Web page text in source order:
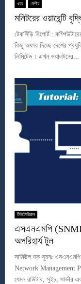
খবর দেশীয়
মনিটরের ওয়ারেন্টি
টেকসিঁড়ি রিপোর্ট :
কিছু অফার দিচ্ছে দেশের
লিমিটেড। এখন ওয়ালটনের...
টিউটোরিয়াল
এসএনএমপি
অপরিহার্য টুল
সামিউল হক সুমনঃ এসএনএমপি
Network Management
যেমন রাউটার, সুইচ, সার্ভার